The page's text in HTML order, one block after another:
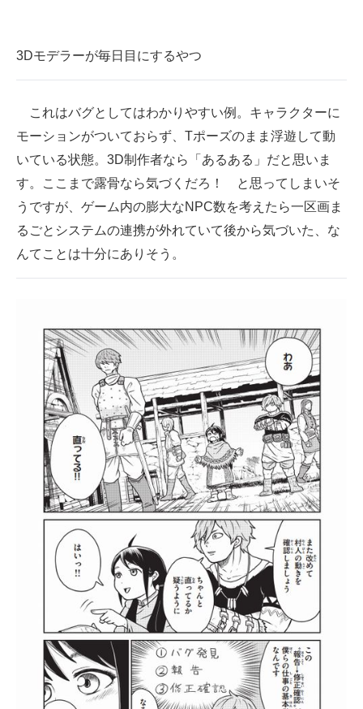
3Dモデラーが毎日目にするやつ
これはバグとしてはわかりやすい例。キャラクターに
モーションがついておらず、Tポーズのまま浮遊して動
いている状態。3D制作者なら「あるある」だと思いま
す。ここまで露骨なら気づくだろ！ と思ってしまいそ
うですが、ゲーム内の膨大なNPC数を考えたら一区画ま
るごとシステムの連携が外れていて後から気づいた、な
んてことは十分にありそう。